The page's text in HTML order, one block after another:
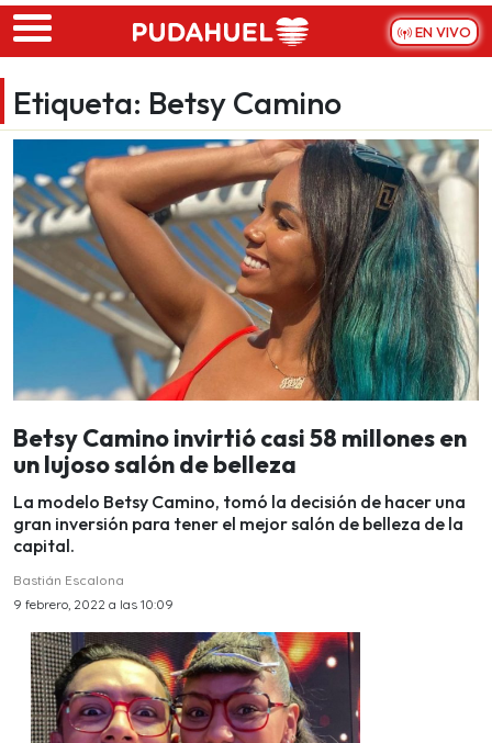
Skip to main content
EN VIVO
Etiqueta: Betsy Camino
Betsy Camino invirtió casi 58 millones en
un lujoso salón de belleza
La modelo Betsy Camino, tomó la decisión de hacer una
gran inversión para tener el mejor salón de belleza de la
capital.
Bastián Escalona
9 febrero, 2022 a las 10:09